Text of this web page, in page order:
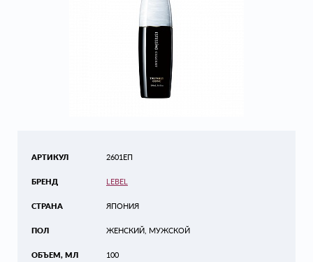
АРТИКУЛ
БРЕНД
СТРАНА
ПОЛ
ОБЪЕМ, МЛ
2601ЕП
LEBEL
ЯПОНИЯ
ЖЕНСКИЙ, МУЖСКОЙ
100